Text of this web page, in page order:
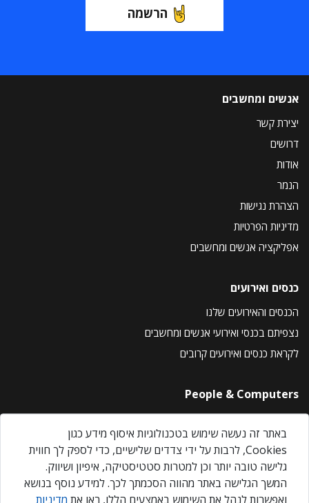
הרשמה
אנשים ומחשבים
יצירת קשר
דרושים
אודות
הנמר
הצהרת נגישות
מדיניות הפרטיות
אפליקציה אנשים ומחשבים
כנסים ואירועים
הכנסים והאירועים שלנו
נצפיתם בכנסי ואירועי אנשים ומחשבים
לקראת כנסים ואירועים קרובים
People & Computers
About Us
Privacy Policy
Contact Us
Our Events
באתר זה נעשה שימוש בטכנולוגיות איסוף מידע כגון
Cookies, לרבות על ידי צדדים שלישיים, כדי לספק לך חווית
גלישה טובה יותר וכן למטרות סטטיסטיקה, איפיון ושיווק.
המשך הגלישה באתר מהווה הסכמתך לכך. למידע נוסף בנושא
ואפשרות לנהל את השימוש באמצעים הללו, ראו את מדיניות